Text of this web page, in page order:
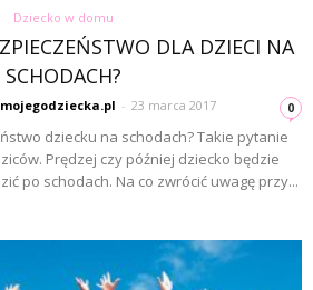
Dziecko w domu
DLA DZIECI NA
SCHODACH?
- 23 marca 2017 0
dziecku na schodach? Takie pytanie
Prędzej czy później dziecko będzie
po schodach. Na co zwrócić uwagę przy...